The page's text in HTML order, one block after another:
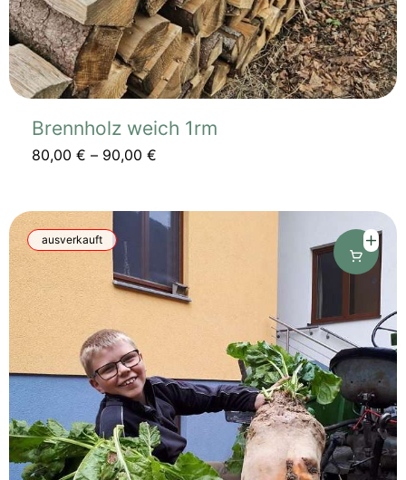
Brennholz weich 1rm
80,00 € – 90,00 €
werden
Dieses
Produkt
weist
mehrere
Varianten
auf.
Die
Optionen
können
auf
der
Produktseite
ausverkauft